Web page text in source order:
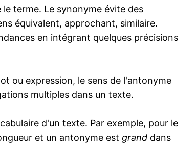
terme. Le synonyme évite des
équivalent, approchant, similaire.
en intégrant quelques précisions
ou expression, le sens de l'antonyme
multiples dans un texte.
d'un texte. Par exemple, pour le
et un antonyme est grand dans